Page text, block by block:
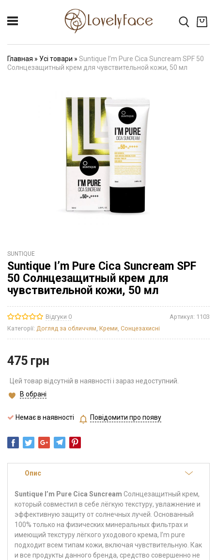
Главная » Усі товари » Suntique I’m Pure Cica Suncream SPF 50
Солнцезащитный крем для чувствительной кожи, 50 мл
SUNTIQUE
Suntique I’m Pure Cica Suncream SPF
50 Солнцезащитный крем для
чувствительной кожи, 50 мл
Відгуки 0 Артикул: 1103
Категорії: Догляд за обличчям, Креми, Сонцезахисні
475 грн
Цей товар відсутній в наявності і зараз недоступний.
В обрані
Немає в наявності Повідомити про появу
Опис
Suntique I’m Pure Cica Suncream Солнцезащитный крем,
который совместил в себе лёгкую текстуру, увлажнение и
эффективную защиту от солнечных лучей. Основанный
100% только на физических минеральных фильтрах и
имеющий текстуру лёгкого уходового крема, I’m pure
подходит всем типам кожи, включая чувствительную. Как
и все продукты данного бренда, средство совершенно не